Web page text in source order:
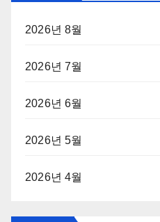
2026년 8월
2026년 7월
2026년 6월
2026년 5월
2026년 4월